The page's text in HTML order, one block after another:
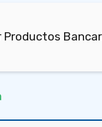
Productos